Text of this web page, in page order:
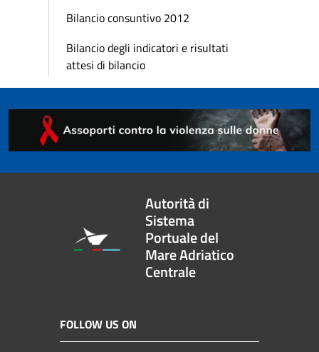
Bilancio consuntivo 2012
Bilancio degli indicatori e risultati
attesi di bilancio
Autorità di
Sistema
Portuale del
Mare Adriatico
Centrale
FOLLOW US ON